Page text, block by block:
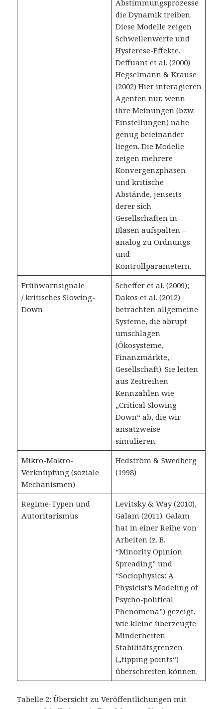
Abstimmungsprozesse
die Dynamik treiben.
Diese Modelle zeigen
Schwellenwerte und
Hysterese-Effekte.
Deffuant et al. (2000)
Hegselmann & Krause
(2002) Hier interagieren
Agenten nur, wenn
ihre Meinungen (bzw.
Einstellungen) nahe
genug beieinander
liegen. Die Modelle
zeigen mehrere
Konvergenzphasen
und kritische
Abstände, jenseits
derer sich
Gesellschaften in
Blasen aufspalten –
analog zu Ordnungs-
und
Kontrollparametern.
Frühwarnsignale
/ kritisches Slowing-
Down
Scheffer et al. (2009);
Dakos et al. (2012)
betrachten allgemeine
Systeme, die abrupt
umschlagen
(Ökosysteme,
Finanzmärkte,
Gesellschaft). Sie leiten
aus Zeitreihen
Kennzahlen wie
„Critical Slowing
Down“ ab, die wir
ansatzweise
simulieren.
Mikro-Makro-
Verknüpfung (soziale
Mechanismen)
Hedström & Swedberg
(1998)
Regime-Typen und
Autoritarismus
Levitsky & Way (2010),
Galam (2011). Galam
hat in einer Reihe von
Arbeiten (z. B.
“Minority Opinion
Spreading” und
“Sociophysics: A
Physicist’s Modeling of
Psycho-political
Phenomena”) gezeigt,
wie kleine überzeugte
Minderheiten
Stabilitätsgrenzen
(„tipping points“)
überschreiten können.
Tabelle 2: Übersicht zu Veröffentlichungen mit